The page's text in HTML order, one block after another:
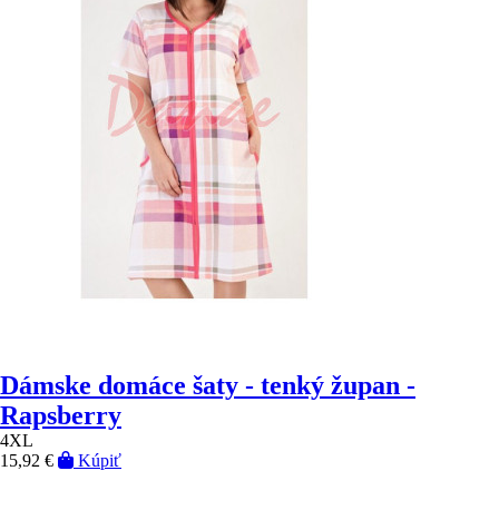
Dámske domáce šaty - tenký župan -
Rapsberry
4XL
15,92 €
Kúpiť